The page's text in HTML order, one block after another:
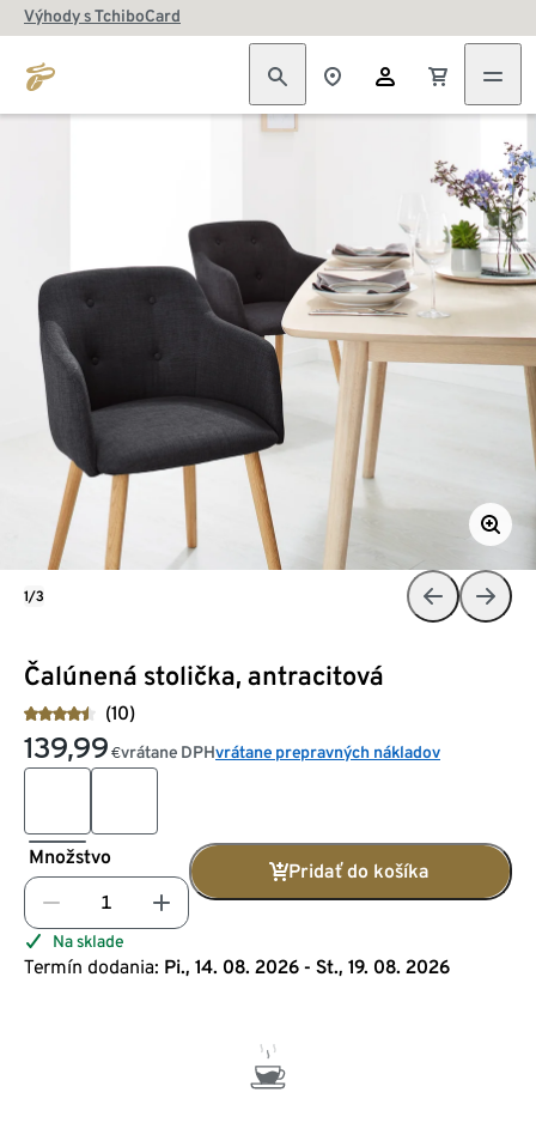
Výhody s TchiboCard
Čalúnená stolička, antracitová
(10)
139,99 €vrátane DPHvrátane prepravných nákladov
Množstvo
Pridať do košíka
Na sklade
Termín dodania: Pi., 14. 08. 2026 - St., 19. 08. 2026
1/3